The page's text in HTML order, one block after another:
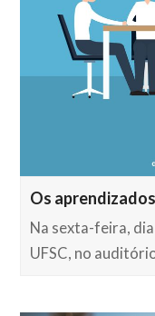
Os
Na sexta-feira,
UFSC, no